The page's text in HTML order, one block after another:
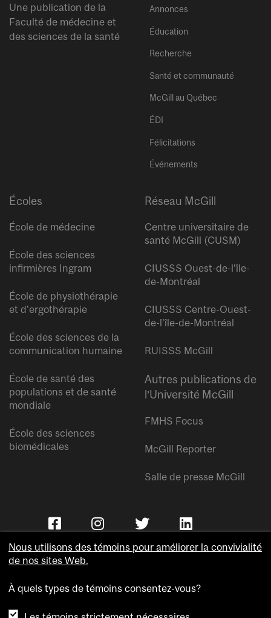
Une publication de la
Faculté de médecine et
des sciences de la santé
Annonces
Éducation
Recherche
Santé et communauté
McGill au Québec
ÉDI
Félicitations
Événements
Écoles
École de médecine
École des sciences
infirmières Ingram
École de physiothérapie
et d’ergothérapie
École des sciences de la
communication humaine
École de santé des
populations et de santé
mondiale
École des sciences
biomédicales
Réseau McGill
Centre universitaire de
santé McGill (CUSM)
CIUSSS Ouest-de-l’île-
de-Montréal
CIUSSS Centre-Ouest-
de-l’île-de-Montréal
RUISSS McGill
Autres publications de
l’Université McGill
FMHS Focus
McGill Reporter
Salle de presse McGill
Nous utilisons des témoins pour améliorer la convivialité
de nos sites Web.
À quels types de témoins consentez-vous?